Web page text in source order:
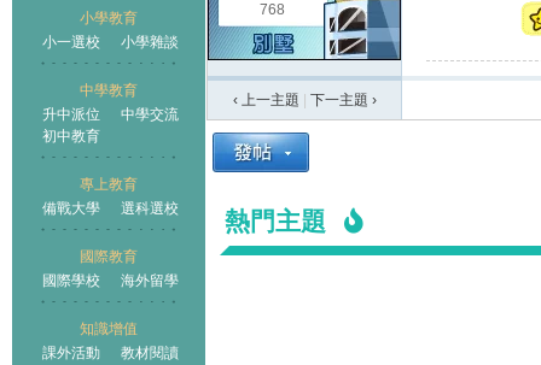
小學教育
小一選校
小學雜談
中學教育
升中派位
中學交流
初中教育
專上教育
備戰大學
選科選校
國際教育
國際學校
海外留學
知識增值
課外活動
教材閱讀
768
‹ 上一主題 下一主題 ›
熱門主題